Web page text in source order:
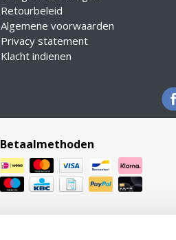
Retourbeleid
Algemene voorwaarden
Privacy statement
Klacht indienen
Betaalmethoden